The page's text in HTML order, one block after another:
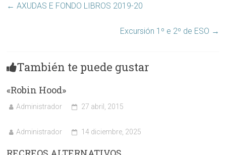
← AXUDAS E FONDO LIBROS 2019-20
Excursión 1º e 2º de ESO →
También te puede gustar
«Robin Hood»
Administrador 27 abril, 2015
Administrador 14 diciembre, 2025